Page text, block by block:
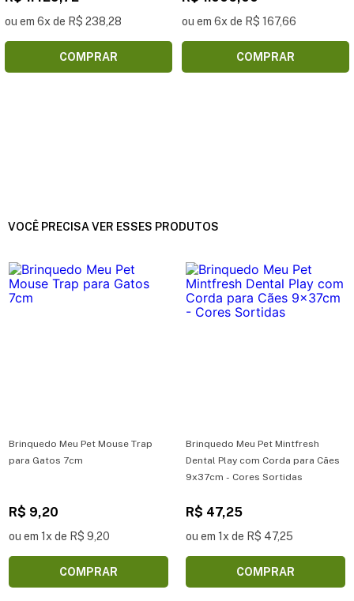
ou em 6x de R$ 238,28
COMPRAR
ou em 6x de R$ 167,66
COMPRAR
VOCÊ PRECISA VER ESSES PRODUTOS
Brinquedo Meu Pet Mouse Trap
para Gatos 7cm
R$ 9,20
ou em 1x de R$ 9,20
COMPRAR
Brinquedo Meu Pet Mintfresh
Dental Play com Corda para Cães
9x37cm - Cores Sortidas
R$ 47,25
ou em 1x de R$ 47,25
COMPRAR